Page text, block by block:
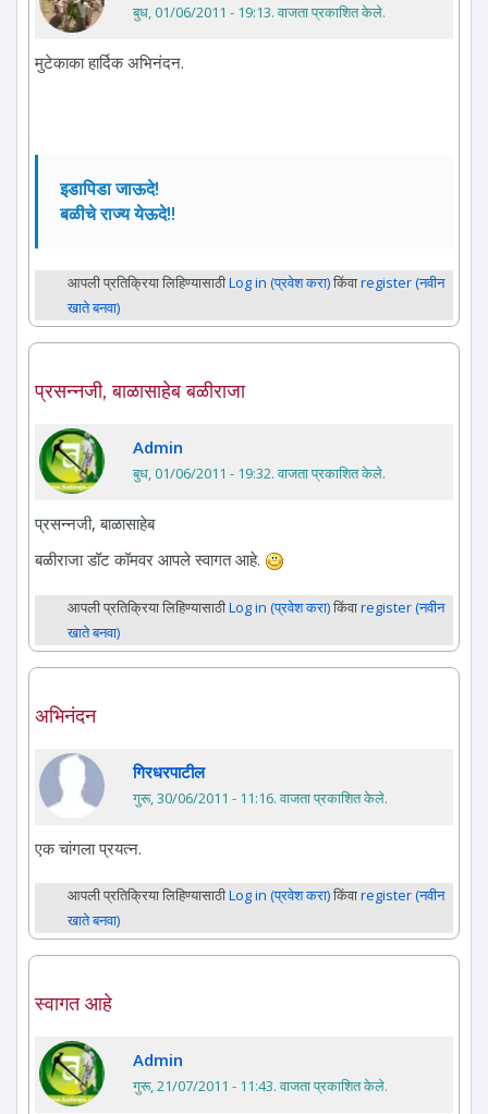
बुध, 01/06/2011 - 19:13. वाजता प्रकाशित केले.
मुटेकाका हार्दिक अभिनंदन.
इडापिडा जाऊदे!
बळीचे राज्य येऊदे!!
आपली प्रतिक्रिया लिहिण्यासाठीLog in (प्रवेश करा)किंवाregister (नवीन
खाते बनवा)
प्रसन्नजी, बाळासाहेब बळीराजा
Admin
बुध, 01/06/2011 - 19:32. वाजता प्रकाशित केले.
प्रसन्नजी, बाळासाहेब
बळीराजा डॉट कॉमवर आपले स्वागत आहे.
आपली प्रतिक्रिया लिहिण्यासाठीLog in (प्रवेश करा)किंवाregister (नवीन
खाते बनवा)
अभिनंदन
गिरधरपाटील
गुरू, 30/06/2011 - 11:16. वाजता प्रकाशित केले.
एक चांगला प्रयत्न.
आपली प्रतिक्रिया लिहिण्यासाठीLog in (प्रवेश करा)किंवाregister (नवीन
खाते बनवा)
स्वागत आहे
Admin
गुरू, 21/07/2011 - 11:43. वाजता प्रकाशित केले.